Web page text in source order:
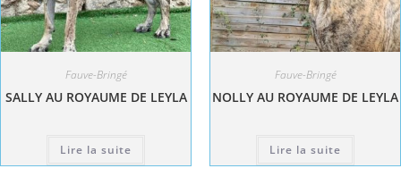
Fauve-Bringé
SALLY AU ROYAUME DE LEYLA
Lire la suite
Fauve-Bringé
NOLLY AU ROYAUME DE LEYLA
Lire la suite